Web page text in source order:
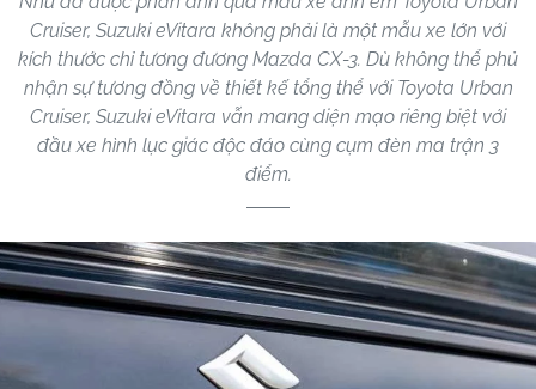
Cruiser, Suzuki eVitara không phải là một mẫu xe lớn với
kích thước chỉ tương đương Mazda CX-3. Dù không thể phủ
nhận sự tương đồng về thiết kế tổng thể với Toyota Urban
Cruiser, Suzuki eVitara vẫn mang diện mạo riêng biệt với
đầu xe hình lục giác độc đáo cùng cụm đèn ma trận 3
điểm.